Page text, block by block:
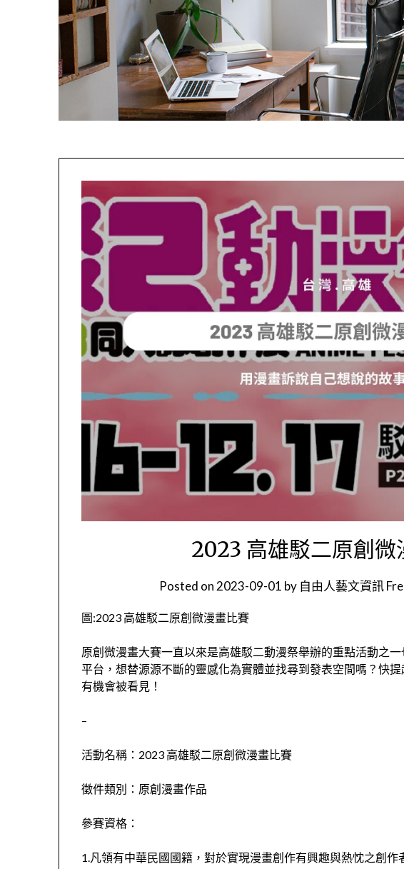
2023 高雄駁二原創微
Posted on 2023-09-01 by 自由人藝文資訊
圖:2023 高雄駁二原創微漫畫比賽
原創微漫畫大賽一直以來是高雄駁二動漫祭舉辦的重點活動之
平台，想替源源不斷的靈感化為實體並找尋到發表空間嗎？快
有機會被看見！
–
活動名稱：2023 高雄駁二原創微漫畫比賽
徵件類別：原創漫畫作品
參賽資格：
1.凡領有中華民國國籍，對於實現漫畫創作有興趣與熱忱之創